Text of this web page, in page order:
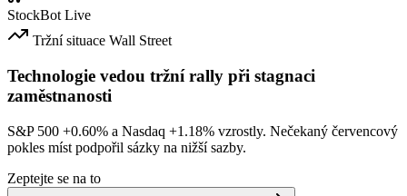
StockBot Live
Tržní situace Wall Street
Technologie vedou tržní rally při stagnaci
zaměstnanosti
S&P 500 +0.60% a Nasdaq +1.18% vzrostly. Nečekaný červencový
pokles míst podpořil sázky na nižší sazby.
Zeptejte se na to